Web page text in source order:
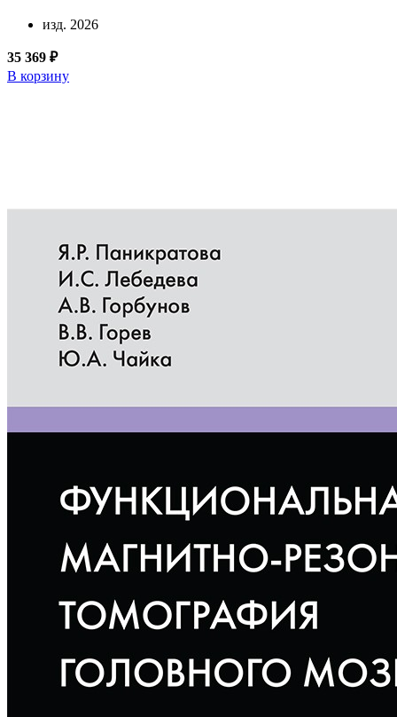
изд. 2026
35 369 ₽
В корзину